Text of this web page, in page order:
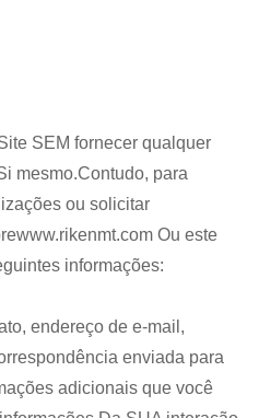
SEM fornecer qualquer
mesmo.Contudo, para
ou solicitar
Ou este
informações:
endereço de e-mail,
enviada para
adicionais que você